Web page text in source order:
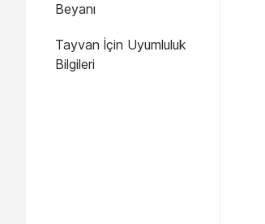
Beyanı
Tayvan İçin Uyumluluk
Bilgileri